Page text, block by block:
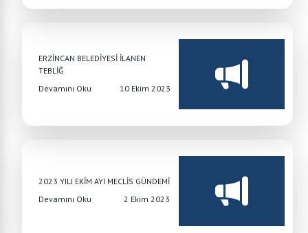
ERZİNCAN BELEDİYESİ İLANEN
TEBLİĞ
Devamını Oku
10 Ekim 2023
2023 YILI EKİM AYI MECLİS GÜNDEMİ
Devamını Oku
2 Ekim 2023